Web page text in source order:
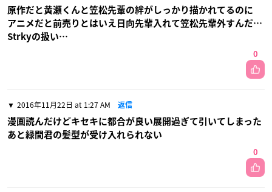
原作だと黄瀬くんと笠松先輩の絆がしっかり描かれてるのに
アニメだと前売りとはいえ日向先輩入れて笠松先輩外すんだ…
Strkyの扱い…
0
2016年11月22日 at 1:27 AM 返信
漫画読んだけどキセキに都合が良い展開過ぎて引いてしまった
あと緑間君の髪型が受け入れられない
0